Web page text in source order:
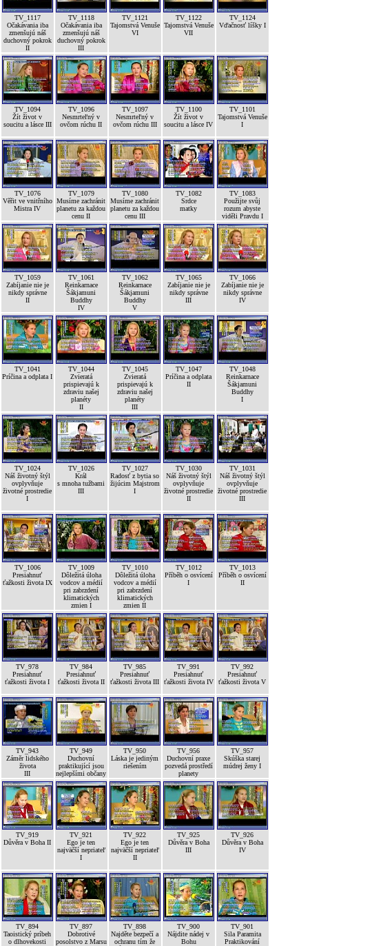
TV_1117
Očakávania iba
zmenšujú náš
duchovný pokrok
II
TV_1118
Očakávania iba
zmenšujú náš
duchovný pokrok
III
TV_1121
Tajomstvá Venuše
VI
TV_1122
Tajomstvá Venuše
VII
TV_1124
Vďačnosť líšky I
TV_1094
Žít život v
soucitu a lásce III
TV_1096
Nesmrteľný v
ovčom rúchu II
TV_1097
Nesmrteľný v
ovčom rúchu III
TV_1100
Žít život v
soucitu a lásce IV
TV_1101
Tajomstvá Venuše
I
TV_1076
Věřit ve vnitřního
Mistra IV
TV_1079
Musíme zachránit
planetu za každou
cenu II
TV_1080
Musíme zachránit
planetu za každou
cenu III
TV_1082
Srdce
matky
TV_1083
Použijte svůj
rozum abyste
viděli Pravdu I
TV_1059
Zabíjanie nie je
nikdy správne
II
TV_1061
Reinkarnace
Šákjamuni
Buddhy
IV
TV_1062
Reinkarnace
Šákjamuni
Buddhy
V
TV_1065
Zabíjanie nie je
nikdy správne
III
TV_1066
Zabíjanie nie je
nikdy správne
IV
TV_1041
Príčina a odplata I
TV_1044
Zvieratá
prispievajú k
zdraviu našej
planéty
II
TV_1045
Zvieratá
prispievajú k
zdraviu našej
planéty
III
TV_1047
Príčina a odplata
II
TV_1048
Reinkarnace
Šákjamuni
Buddhy
I
TV_1024
Náš životný štýl
ovplyvňuje
životné prostredie
I
TV_1026
Král
s mnoha tužbami
III
TV_1027
Radosť z bytia so
žijúcim Majstrom
I
TV_1030
Náš životný štýl
ovplyvňuje
životné prostredie
II
TV_1031
Náš životný štýl
ovplyvňuje
životné prostredie
III
TV_1006
Presiahnuť
ťažkosti života IX
TV_1009
Dôležitá úloha
vodcov a médií
pri zabrzdení
klimatických
zmien I
TV_1010
Dôležitá úloha
vodcov a médií
pri zabrzdení
klimatických
zmien II
TV_1012
Příběh o osvícení
I
TV_1013
Příběh o osvícení
II
TV_978
Presiahnuť
ťažkosti života I
TV_984
Presiahnuť
ťažkosti života II
TV_985
Presiahnuť
ťažkosti života III
TV_991
Presiahnuť
ťažkosti života IV
TV_992
Presiahnuť
ťažkosti života V
TV_943
Záměr lidského
života
III
TV_949
Duchovní
praktikující jsou
nejlepšími občany
TV_950
Láska je jediným
riešením
TV_956
Duchovní praxe
pozvedá prostředí
planety
TV_957
Skúška starej
múdrej ženy I
TV_919
Důvěra v Boha II
TV_921
Ego je ten
najväčší nepriateľ
I
TV_922
Ego je ten
najväčší nepriateľ
II
TV_925
Důvěra v Boha
III
TV_926
Důvěra v Boha
IV
TV_894
Taoistický príbeh
o dlhovekosti
TV_897
Dobrotivé
posolstvo z Marsu
TV_898
Najděte bezpečí a
ochranu tím že
TV_900
Nájdite nádej v
Bohu
TV_901
Sila Paramita
Praktikování